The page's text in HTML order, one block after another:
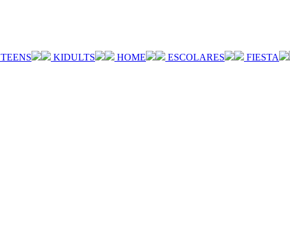
TEENS KIDULTS HOME ESCOLARES FIESTA